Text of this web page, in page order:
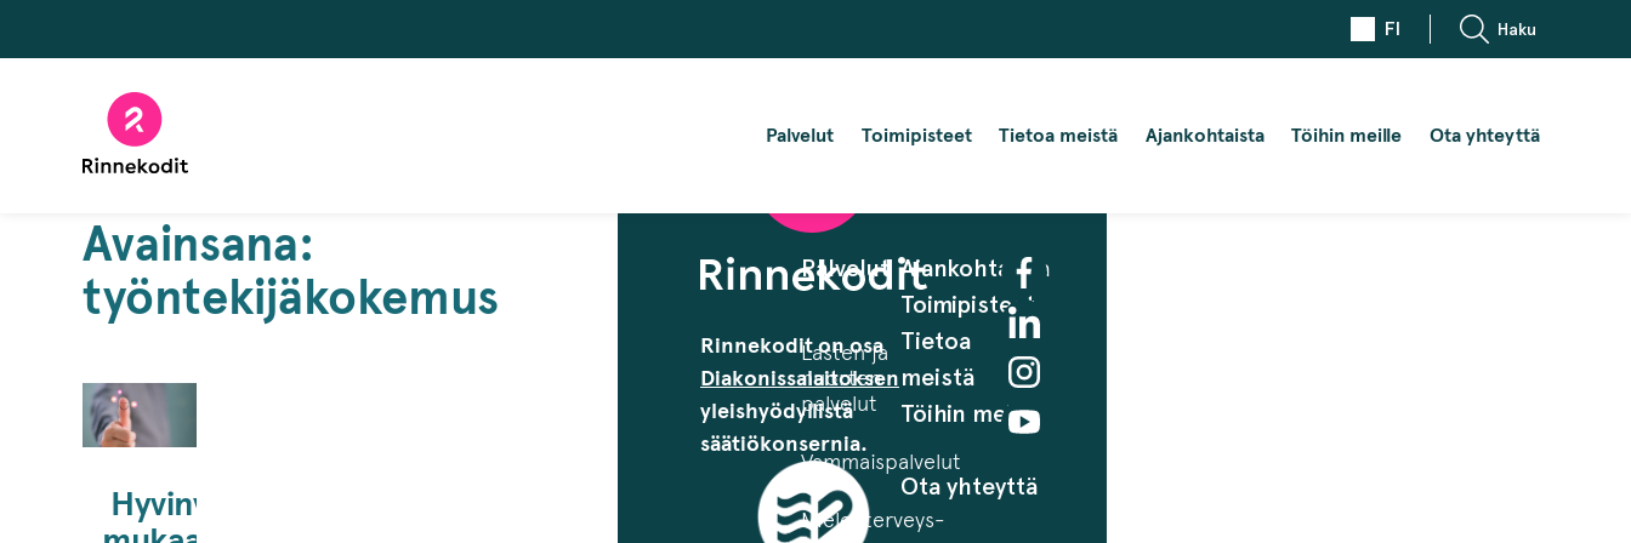
FI Haku
Palvelut Toimipisteet Tietoa meistä Ajankohtaista Töihin meille Ota yhteyttä
Avainsana:
työntekijäkokemus
Hyvinvointikyselyn
Rinnekodit on osa
Diakonissalaitoksen
yleishyödyllistä
säätiökonsernia.
Palvelut
Lasten ja
nuorten
palvelut
Vammaispalvelut
Mielenterveys-
Ajankohtaista
Toimipisteet
Tietoa
meistä
Töihin meille
Ota yhteyttä